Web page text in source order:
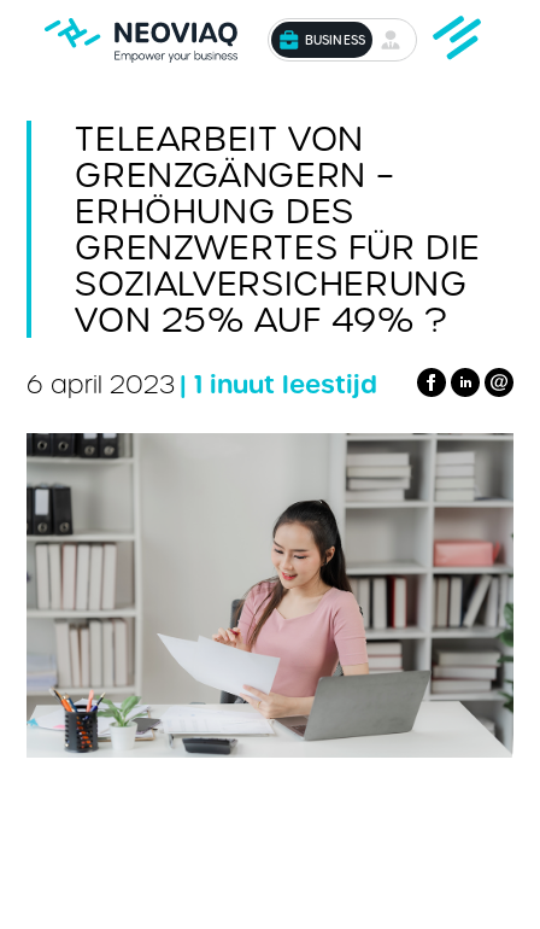
BUSINESS
TELEARBEIT VON
GRENZGÄNGERN –
ERHÖHUNG DES
GRENZWERTES FÜR DIE
SOZIALVERSICHERUNG
VON 25% AUF 49% ?
6 april 2023| 1 inuut leestijd